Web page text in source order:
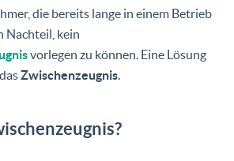
die bereits lange in einem Betrieb
Nachteil, kein
vorlegen zu können. Eine Lösung
Zwischenzeugnis.